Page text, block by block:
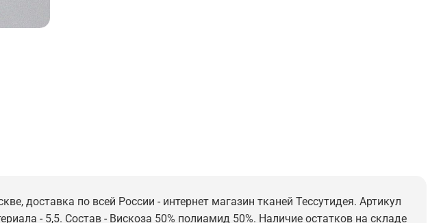
доставка по всей России - интернет магазин тканей Тессутидея. Артикул
- 5,5. Состав - Вискоза 50% полиамид 50%. Наличие остатков на складе